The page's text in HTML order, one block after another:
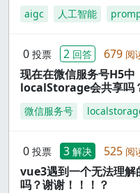
aigc 人工智能
0 投票 2 回答 679 阅
现在在微信服务号H5中
localStorage会共享吗
微信服务号
0 投票 3 解决 525 阅
vue3遇到一个无法理解
吗？谢谢！！！？